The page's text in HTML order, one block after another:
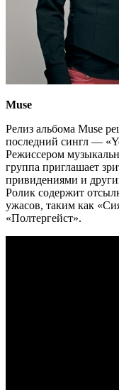
Muse
Релиз альбома Muse
последний сингл —
Режиссером
группа приглашает
привидениями и
Ролик содержит
ужасов, таким как
«Полтергейст».